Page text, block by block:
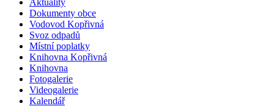
Dokumenty obce
Vodovod Kopřivná
Svoz odpadů
Místní poplatky
Knihovna Kopřivná
Knihovna
Fotogalerie
Videogalerie
Kalendář